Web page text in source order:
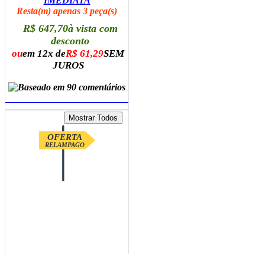
Resta(m) apenas 3 peça(s)
R$ 647,70à vista com
desconto
ouem 12x deR$ 61,29SEM
JUROS
OFERTA
RELAMPAGO